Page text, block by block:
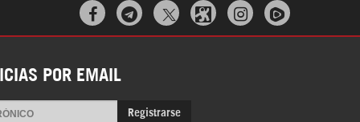
  
POR EMAIL
Registrarse